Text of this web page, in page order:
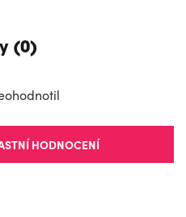
(0)
HODNOCENÍ